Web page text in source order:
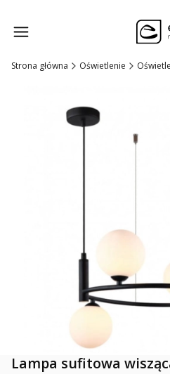
Strona główna Oświetlenie
Lampa sufitowa